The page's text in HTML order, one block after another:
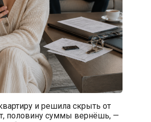
и решила скрыть от
половину суммы вернёшь, —